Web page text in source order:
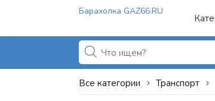
Барахолка GAZ66.RU
Все категории Транспорт